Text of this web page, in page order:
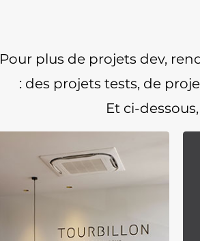
Pour plus de projets dev,
: des projets tests, de
Et ci-